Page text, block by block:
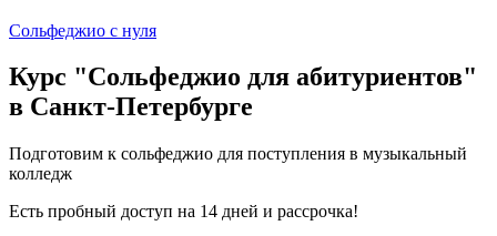
Сольфеджио с нуля
Курс "Сольфеджио для абитуриентов"
в Санкт-Петербурге
Подготовим к сольфеджио для поступления в музыкальный
колледж
Есть пробный доступ на 14 дней и рассрочка!